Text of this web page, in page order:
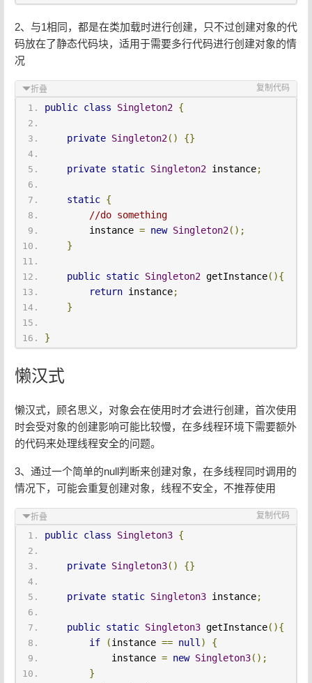
2、与1相同，都是在类加载时进行创建，只不过创建对象的代
码放在了静态代码块，适用于需要多行代码进行创建对象的情
况
折叠 复制代码
public class Singleton2 {
private Singleton2() {}
private static Singleton2 instance;
static {
//do something
        instance
= new Singleton2();
}
public static Singleton2 getInstance(){
return instance;
}
}
懒汉式
懒汉式，顾名思义，对象会在使用时才会进行创建，首次使用
时会受对象的创建影响可能比较慢，在多线程环境下需要额外
的代码来处理线程安全的问题。
3、通过一个简单的null判断来创建对象，在多线程同时调用的
情况下，可能会重复创建对象，线程不安全，不推荐使用
折叠 复制代码
public class Singleton3 {
private Singleton3() {}
private static Singleton3 instance;
public static Singleton3 getInstance(){
if
(instance == null )
{
            instance
= new Singleton3();
}